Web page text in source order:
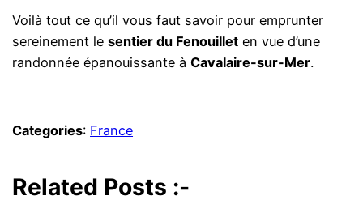
Voilà tout ce qu’il vous faut savoir pour emprunter
sereinement lesentier du Fenouillet en vue d’une
randonnée épanouissante àCavalaire-sur-Mer.
Categories: France
Related Posts :-